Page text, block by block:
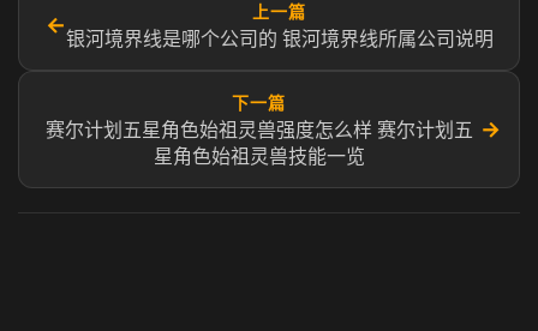
←
上一篇
银河境界线是哪个公司的 银河境界线所属公司说明
下一篇
赛尔计划五星角色始祖灵兽强度怎么样 赛尔计划五
星角色始祖灵兽技能一览
→